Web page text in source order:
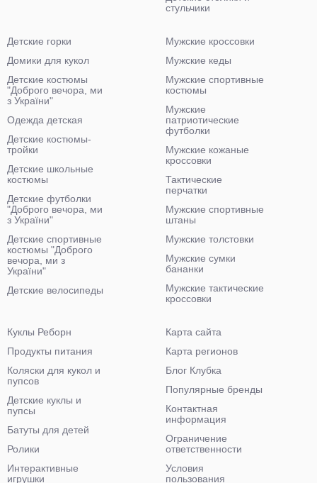
стульчики
Детские горки
Домики для кукол
Детские костюмы
"Доброго вечора, ми
з України"
Одежда детская
Детские костюмы-
тройки
Детские школьные
костюмы
Детские футболки
"Доброго вечора, ми
з України"
Детские спортивные
костюмы "Доброго
вечора, ми з
України"
Детские велосипеды
Мужские кроссовки
Мужские кеды
Мужские спортивные
костюмы
Мужские
патриотические
футболки
Мужские кожаные
кроссовки
Тактические
перчатки
Мужские спортивные
штаны
Мужские толстовки
Мужские сумки
бананки
Мужские тактические
кроссовки
Куклы Реборн
Продукты питания
Коляски для кукол и
пупсов
Детские куклы и
пупсы
Батуты для детей
Ролики
Интерактивные
игрушки
Карта сайта
Карта регионов
Блог Клубка
Популярные бренды
Контактная
информация
Ограничение
ответственности
Условия
пользования